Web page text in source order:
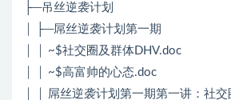
├─吊丝逆袭计划
│ ├─屌丝逆袭计划第一期
│ │ ~$社交圈及群体DHV.doc
│ │ ~$高富帅的心态.doc
│ │ 屌丝逆袭计划第一期第一讲：社